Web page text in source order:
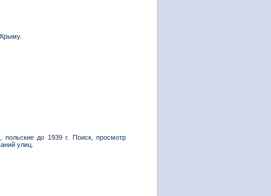
до 1939 г. Поиск, просмотр
улиц.